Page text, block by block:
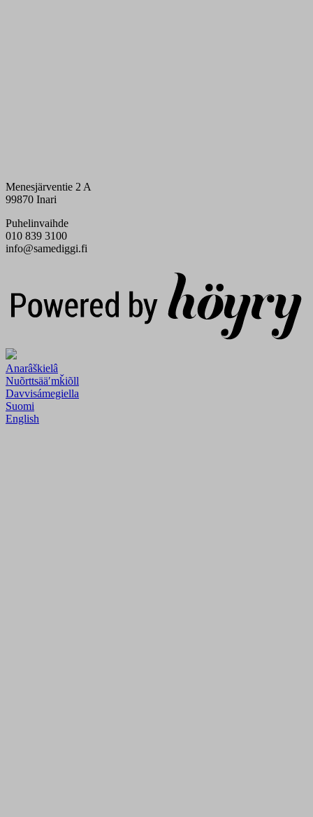
Menesjärventie 2 A
99870 Inari
Puhelinvaihde
010 839 3100
info@samediggi.fi
Anarâškielâ
Nuõrttsääʹmǩiõll
Davvisámegiella
Suomi
English